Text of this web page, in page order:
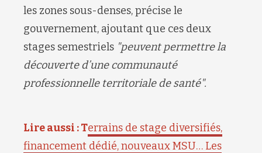
les zones sous-denses, précise le
gouvernement, ajoutant que ces deux
stages semestriels "peuvent permettre la
découverte d’une communauté
professionnelle territoriale de santé".
Lire aussi : Terrains de stage diversifiés,
financement dédié, nouveaux MSU… Les